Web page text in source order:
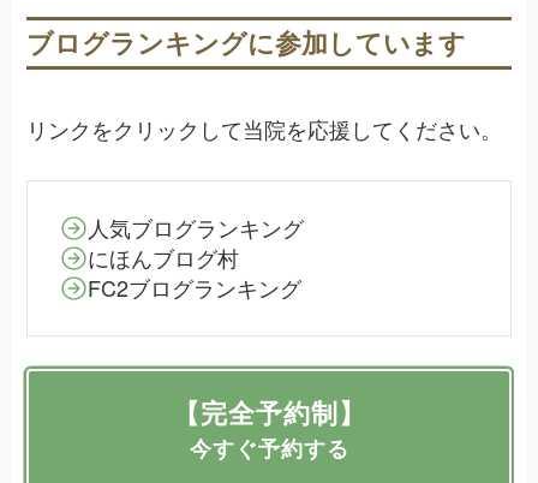
ブログランキングに参加しています
リンクをクリックして当院を応援してください。
人気ブログランキング
にほんブログ村
FC2ブログランキング
【完全予約制】
今すぐ予約する